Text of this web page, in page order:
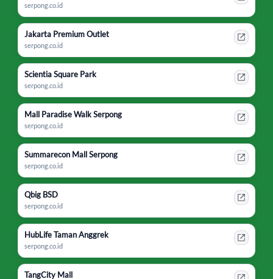
serpong.co.id
Jakarta Premium Outlet
serpong.co.id
Scientia Square Park
serpong.co.id
Mall Paradise Walk Serpong
serpong.co.id
Summarecon Mall Serpong
serpong.co.id
Qbig BSD
serpong.co.id
HubLife Taman Anggrek
serpong.co.id
TangCity Mall